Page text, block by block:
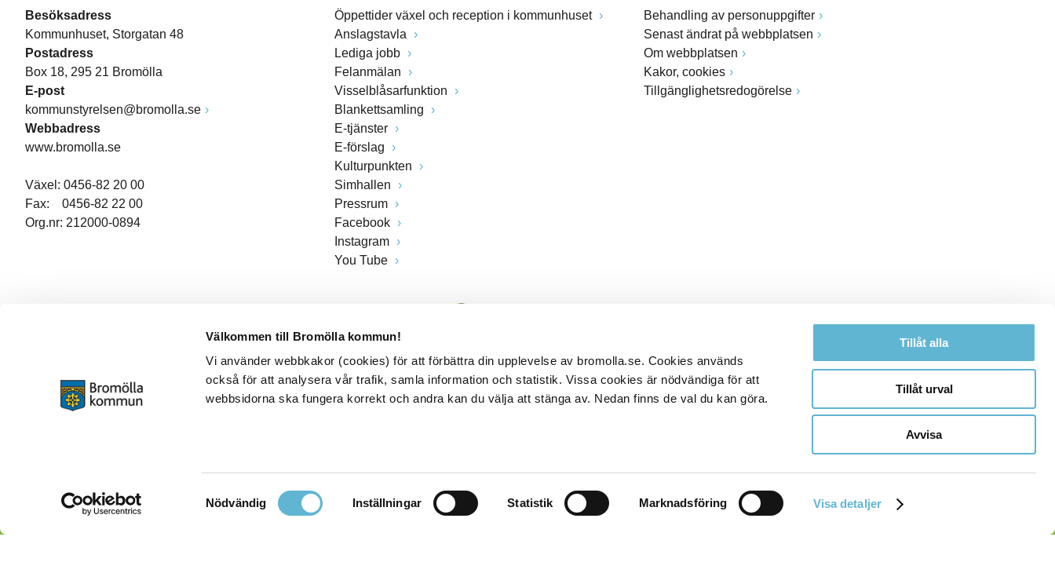
Välkommen till Bromölla kommun!
Vi använder webbkakor (cookies) för att förbättra din upplevelse av bromolla.se. Cookies används
också för att analysera vår trafik, samla information och statistik. Vissa cookies är nödvändiga för att
webbsidorna ska fungera korrekt och andra kan du välja att stänga av. Nedan finns de val du kan göra.
Samtyckesval
Nödvändig Inställningar Statistik Marknadsföring Visa detaljer
Tillåt alla
Tillåt urval
Avvisa
Besöksadress
Kommunhuset, Storgatan 48
Postadress
Box 18, 295 21 Bromölla
E-post
kommunstyrelsen@bromolla.se
Webbadress
www.bromolla.se
Växel: 0456-82 20 00
Fax: 0456-82 22 00
Org.nr: 212000-0894
Öppettider växel och reception i kommunhuset
Anslagstavla
Lediga jobb
Felanmälan
Visselblåsarfunktion
Blankettsamling
E-tjänster
E-förslag
Kulturpunkten
Simhallen
Pressrum
Facebook
Instagram
You Tube
Behandling av personuppgifter
Senast ändrat på webbplatsen
Om webbplatsen
Kakor, cookies
Tillgänglighetsredogörelse